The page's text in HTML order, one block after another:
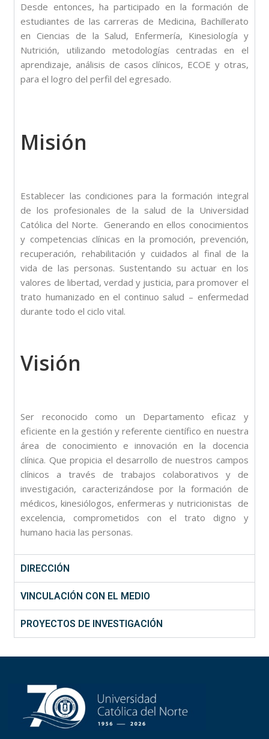
Desde entonces, ha participado en la formación de
estudiantes de las carreras de Medicina, Bachillerato
en Ciencias de la Salud, Enfermería, Kinesiología y
Nutrición, utilizando metodologías centradas en el
aprendizaje, análisis de casos clínicos, ECOE y otras,
para el logro del perfil del egresado.
Misión
Establecer las condiciones para la formación integral
de los profesionales de la salud de la Universidad
Católica del Norte. Generando en ellos conocimientos
y competencias clínicas en la promoción, prevención,
recuperación, rehabilitación y cuidados al final de la
vida de las personas. Sustentando su actuar en los
valores de libertad, verdad y justicia, para promover el
trato humanizado en el continuo salud – enfermedad
durante todo el ciclo vital.
Visión
Ser reconocido como un Departamento eficaz y
eficiente en la gestión y referente científico en nuestra
área de conocimiento e innovación en la docencia
clínica. Que propicia el desarrollo de nuestros campos
clínicos a través de trabajos colaborativos y de
investigación, caracterizándose por la formación de
médicos, kinesiólogos, enfermeras y nutricionistas de
excelencia, comprometidos con el trato digno y
humano hacia las personas.
DIRECCIÓN
VINCULACIÓN CON EL MEDIO
PROYECTOS DE INVESTIGACIÓN